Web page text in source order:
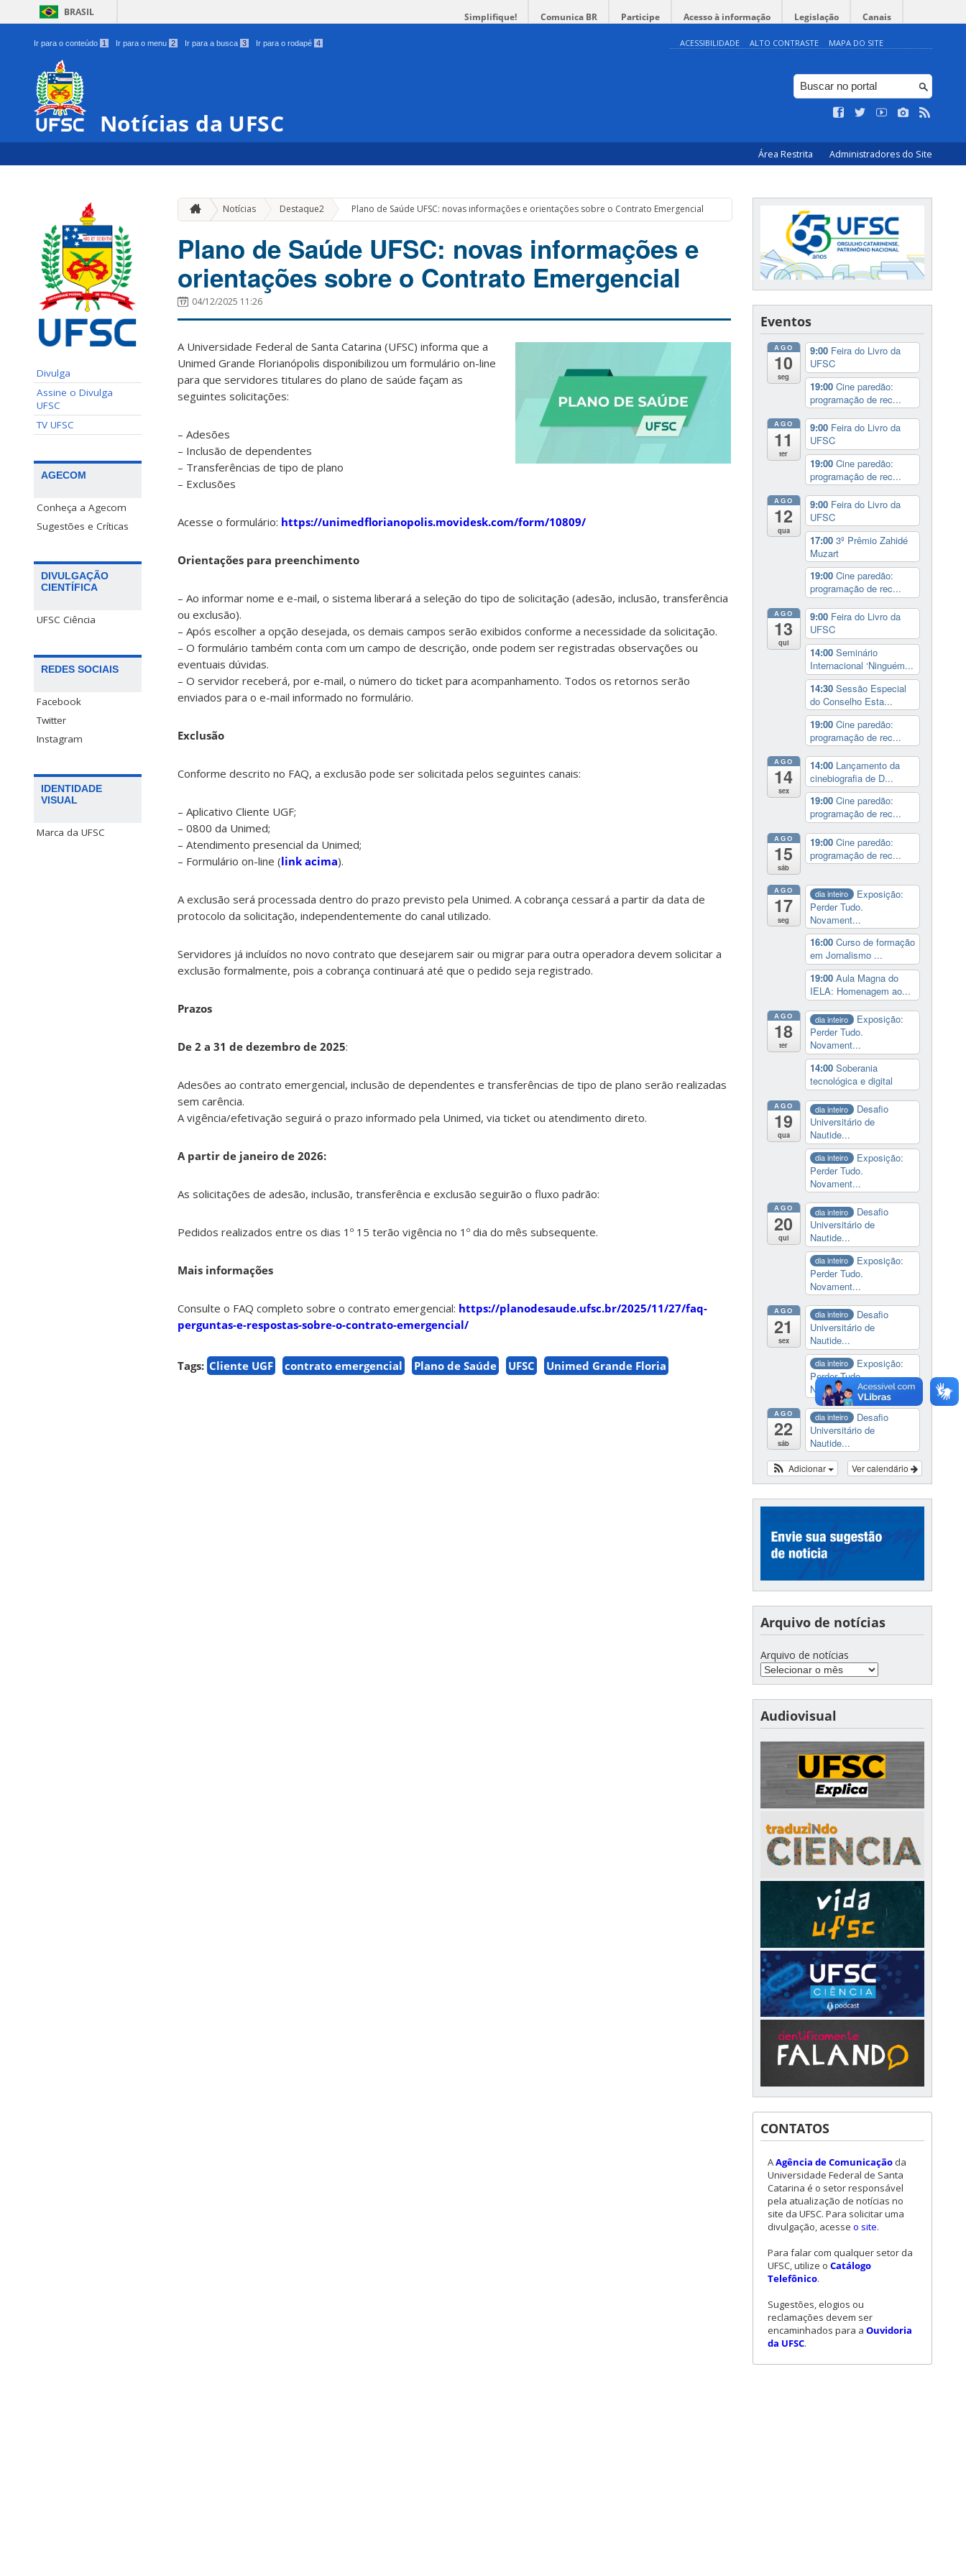
BRASIL Simplifique! Comunica BR Participe Acesso à informação Legislação Canais
Ir para o conteúdo 1 Ir para o menu 2 Ir para a busca 3 Ir para o rodapé 4 ACESSIBILIDADE ALTO CONTRASTE MAPA DO SITE
Notícias da UFSC
Área Restrita Administradores do Site
Divulga
Assine o Divulga
UFSC
TV UFSC
AGECOM
Conheça a Agecom
Sugestões e Críticas
DIVULGAÇÃO
CIENTÍFICA
UFSC Ciência
REDES SOCIAIS
Facebook
Twitter
Instagram
IDENTIDADE
VISUAL
Marca da UFSC
Notícias Destaque2 » Plano de Saúde UFSC: novas informações e orientações sobre o Contrato Emergencial
Plano de Saúde UFSC: novas informações e
orientações sobre o Contrato Emergencial
04/12/2025 11:26
A Universidade Federal de Santa Catarina (UFSC) informa que a
Unimed Grande Florianópolis disponibilizou um formulário on-line
para que servidores titulares do plano de saúde façam as
seguintes solicitações:
– Adesões
– Inclusão de dependentes
– Transferências de tipo de plano
– Exclusões
Acesse o formulário: https://unimedflorianopolis.movidesk.com/form/10809/
Orientações para preenchimento
– Ao informar nome e e-mail, o sistema liberará a seleção do tipo de solicitação (adesão, inclusão, transferência
ou exclusão).
– Após escolher a opção desejada, os demais campos serão exibidos conforme a necessidade da solicitação.
– O formulário também conta com um campo de descrição, onde podem ser registradas observações ou
eventuais dúvidas.
– O servidor receberá, por e-mail, o número do ticket para acompanhamento. Todos os retornos serão
enviados para o e-mail informado no formulário.
Exclusão
Conforme descrito no FAQ, a exclusão pode ser solicitada pelos seguintes canais:
– Aplicativo Cliente UGF;
– 0800 da Unimed;
– Atendimento presencial da Unimed;
– Formulário on-line (link acima).
A exclusão será processada dentro do prazo previsto pela Unimed. A cobrança cessará a partir da data de
protocolo da solicitação, independentemente do canal utilizado.
Servidores já incluídos no novo contrato que desejarem sair ou migrar para outra operadora devem solicitar a
exclusão formalmente, pois a cobrança continuará até que o pedido seja registrado.
Prazos
De 2 a 31 de dezembro de 2025:
Adesões ao contrato emergencial, inclusão de dependentes e transferências de tipo de plano serão realizadas
sem carência.
A vigência/efetivação seguirá o prazo informado pela Unimed, via ticket ou atendimento direto.
A partir de janeiro de 2026:
As solicitações de adesão, inclusão, transferência e exclusão seguirão o fluxo padrão:
Pedidos realizados entre os dias 1º 15 terão vigência no 1º dia do mês subsequente.
Mais informações
Consulte o FAQ completo sobre o contrato emergencial: https://planodesaude.ufsc.br/2025/11/27/faq-
perguntas-e-respostas-sobre-o-contrato-emergencial/
Tags: Cliente UGF contrato emergencial Plano de Saúde UFSC Unimed Grande Floria
Eventos
AGO
10
seg
9:00 Feira do Livro da
UFSC
19:00 Cine paredão:
programação de rec...
AGO
11
ter
9:00 Feira do Livro da
UFSC
19:00 Cine paredão:
programação de rec...
AGO
12
qua
9:00 Feira do Livro da
UFSC
17:00 3º Prêmio Zahidé
Muzart
19:00 Cine paredão:
programação de rec...
AGO
13
qui
9:00 Feira do Livro da
UFSC
14:00 Seminário
Internacional ‘Ninguém...
14:30 Sessão Especial
do Conselho Esta...
19:00 Cine paredão:
programação de rec...
AGO
14
sex
14:00 Lançamento da
cinebiografia de D...
19:00 Cine paredão:
programação de rec...
AGO
15
sáb
19:00 Cine paredão:
programação de rec...
AGO
17
seg
dia inteiro
Exposição:
Perder Tudo.
Novament...
16:00 Curso de formação
em Jornalismo ...
19:00 Aula Magna do
IELA: Homenagem ao...
AGO
18
ter
dia inteiro
Exposição:
Perder Tudo.
Novament...
14:00 Soberania
tecnológica e digital
AGO
19
qua
dia inteiro
Desafio
Universitário de
Nautide...
dia inteiro
Exposição:
Perder Tudo.
Novament...
AGO
20
qui
dia inteiro
Desafio
Universitário de
Nautide...
dia inteiro
Exposição:
Perder Tudo.
Novament...
AGO
21
sex
dia inteiro
Desafio
Universitário de
Nautide...
dia inteiro
Exposição:
Perder Tudo.
Novament...
AGO
22
sáb
dia inteiro
Desafio
Universitário de
Nautide...
Ver calendário
Adicionar
Arquivo de notícias
Arquivo de notícias
Audiovisual
CONTATOS
AAgência de Comunicação da
Universidade Federal de Santa
Catarina é o setor responsável
pela atualização de notícias no
site da UFSC. Para solicitar uma
divulgação, acesse o site.
Para falar com qualquer setor da
UFSC, utilize o Catálogo
Telefônico.
Sugestões, elogios ou
reclamações devem ser
encaminhados para a Ouvidoria
da UFSC.